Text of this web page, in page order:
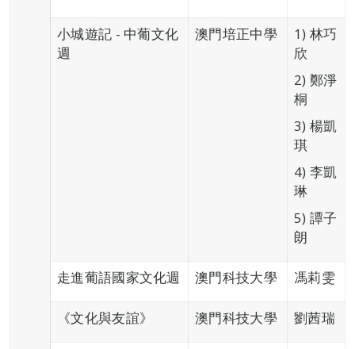
小城遊記 - 中葡文化
週
澳門培正中學
1) 林巧
欣
2) 鄭淨
桐
3) 楊凱
琪
4) 李凱
琳
5) 譚子
朗
走進葡語國家文化週 澳門科技大學 馮莉雯
《文化與友誼》 澳門科技大學 劉茜瑞